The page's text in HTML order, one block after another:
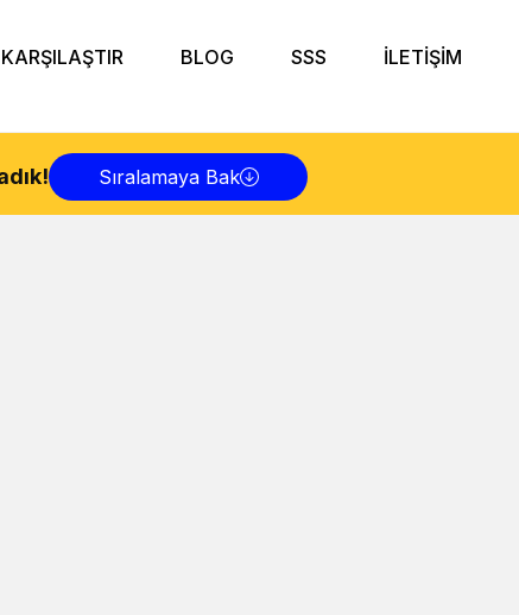
KARŞILAŞTIR BLOG SSS İLETİŞİM
Sıralamaya Bak